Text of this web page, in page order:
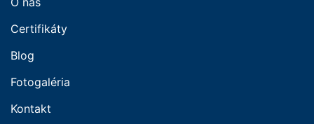
Certifikáty
Blog
Fotogaléria
Kontakt